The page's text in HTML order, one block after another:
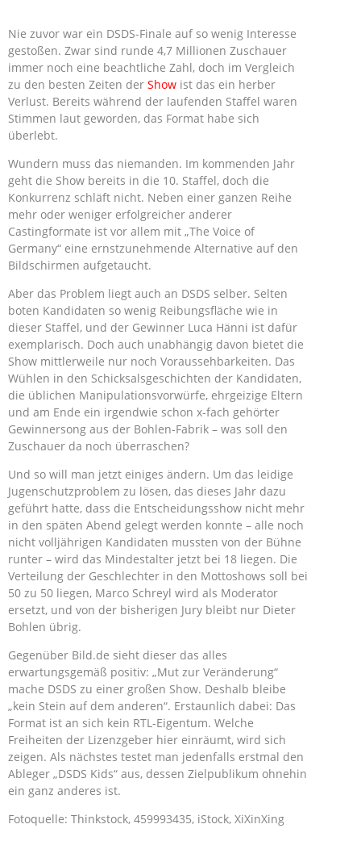
Nie zuvor war ein DSDS-Finale auf so wenig Interesse
gestoßen. Zwar sind runde 4,7 Millionen Zuschauer
immer noch eine beachtliche Zahl, doch im Vergleich
zu den besten Zeiten der Show ist das ein herber
Verlust. Bereits während der laufenden Staffel waren
Stimmen laut geworden, das Format habe sich
überlebt.
Wundern muss das niemanden. Im kommenden Jahr
geht die Show bereits in die 10. Staffel, doch die
Konkurrenz schläft nicht. Neben einer ganzen Reihe
mehr oder weniger erfolgreicher anderer
Castingformate ist vor allem mit „The Voice of
Germany“ eine ernstzunehmende Alternative auf den
Bildschirmen aufgetaucht.
Aber das Problem liegt auch an DSDS selber. Selten
boten Kandidaten so wenig Reibungsfläche wie in
dieser Staffel, und der Gewinner Luca Hänni ist dafür
exemplarisch. Doch auch unabhängig davon bietet die
Show mittlerweile nur noch Voraussehbarkeiten. Das
Wühlen in den Schicksalsgeschichten der Kandidaten,
die üblichen Manipulationsvorwürfe, ehrgeizige Eltern
und am Ende ein irgendwie schon x-fach gehörter
Gewinnersong aus der Bohlen-Fabrik – was soll den
Zuschauer da noch überraschen?
Und so will man jetzt einiges ändern. Um das leidige
Jugenschutzproblem zu lösen, das dieses Jahr dazu
geführt hatte, dass die Entscheidungsshow nicht mehr
in den späten Abend gelegt werden konnte – alle noch
nicht volljährigen Kandidaten mussten von der Bühne
runter – wird das Mindestalter jetzt bei 18 liegen. Die
Verteilung der Geschlechter in den Mottoshows soll bei
50 zu 50 liegen, Marco Schreyl wird als Moderator
ersetzt, und von der bisherigen Jury bleibt nur Dieter
Bohlen übrig.
Gegenüber Bild.de sieht dieser das alles
erwartungsgemäß positiv: „Mut zur Veränderung“
mache DSDS zu einer großen Show. Deshalb bleibe
„kein Stein auf dem anderen“. Erstaunlich dabei: Das
Format ist an sich kein RTL-Eigentum. Welche
Freiheiten der Lizenzgeber hier einräumt, wird sich
zeigen. Als nächstes testet man jedenfalls erstmal den
Ableger „DSDS Kids“ aus, dessen Zielpublikum ohnehin
ein ganz anderes ist.
Fotoquelle: Thinkstock, 459993435, iStock, XiXinXing